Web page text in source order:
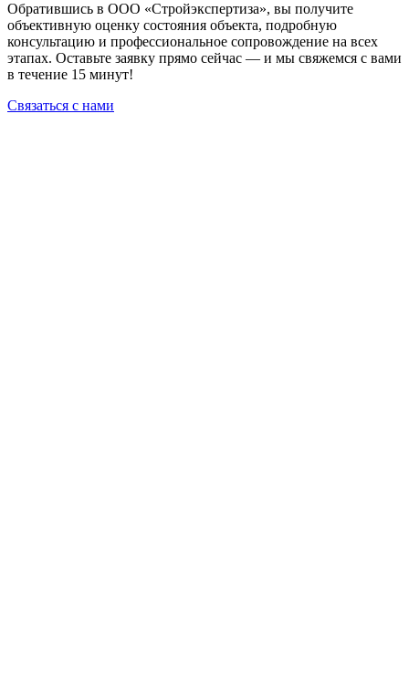
Обратившись в ООО «Стройэкспертиза», вы получите
объективную оценку состояния объекта, подробную
консультацию и профессиональное сопровождение на всех
этапах. Оставьте заявку прямо сейчас — и мы свяжемся с вами
в течение 15 минут!
Связаться с нами